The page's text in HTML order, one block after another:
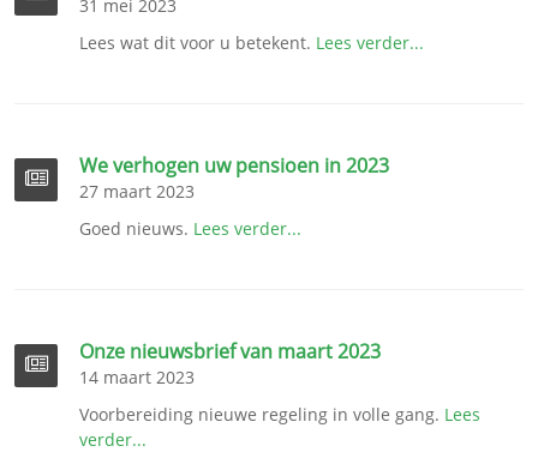
31 mei 2023
Lees wat dit voor u betekent. Lees verder...
We verhogen uw pensioen in 2023
27 maart 2023
Goed nieuws. Lees verder...
Onze nieuwsbrief van maart 2023
14 maart 2023
Voorbereiding nieuwe regeling in volle gang. Lees
verder...